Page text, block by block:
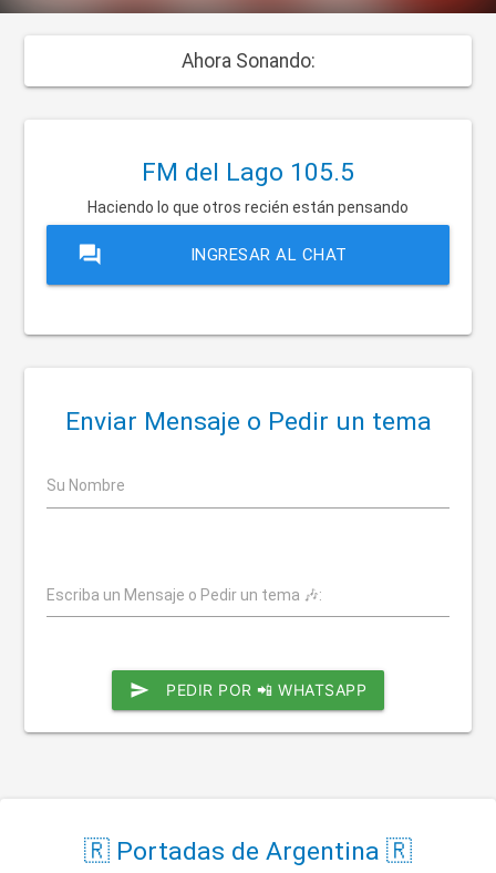
Ahora Sonando:
FM del Lago 105.5
Haciendo lo que otros recién están pensando
forum INGRESAR AL CHAT
Enviar Mensaje o Pedir un tema
Su Nombre
Escriba un Mensaje o Pedir un tema 🎶:
send PEDIR POR 📲 WHATSAPP
🇷 Portadas de Argentina 🇷